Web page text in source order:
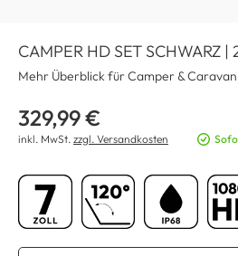
CAMPER HD SET SCHWARZ |
Mehr Überblick für Camper & Caravan
329,99 €
inkl. MwSt. zzgl. Versandkosten